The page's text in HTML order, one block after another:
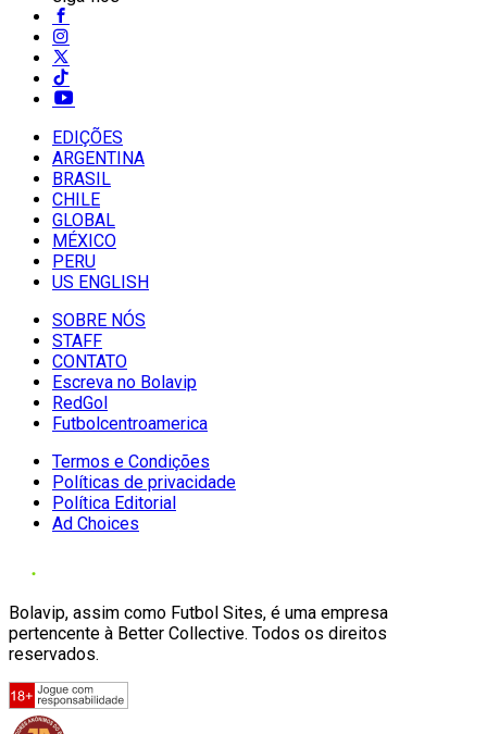
EDIÇÕES
ARGENTINA
BRASIL
CHILE
GLOBAL
MÉXICO
PERU
US ENGLISH
SOBRE NÓS
STAFF
CONTATO
Escreva no Bolavip
RedGol
Futbolcentroamerica
Termos e Condições
Políticas de privacidade
Política Editorial
Ad Choices
Bolavip, assim como Futbol Sites, é uma empresa
pertencente à Better Collective. Todos os direitos
reservados.